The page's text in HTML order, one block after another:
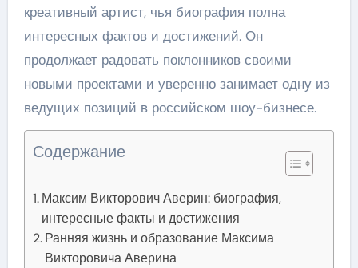
креативный артист, чья биография полна
интересных фактов и достижений. Он
продолжает радовать поклонников своими
новыми проектами и уверенно занимает одну из
ведущих позиций в российском шоу-бизнесе.
Содержание
Максим Викторович Аверин: биография,
интересные факты и достижения
Ранняя жизнь и образование Максима
Викторовича Аверина